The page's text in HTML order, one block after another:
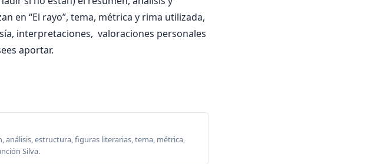
en “El rayo”, tema, métrica y rima utilizada,
interpretaciones, valoraciones personales
aportar.
análisis, estructura, figuras literarias, tema, métrica,
Silva.